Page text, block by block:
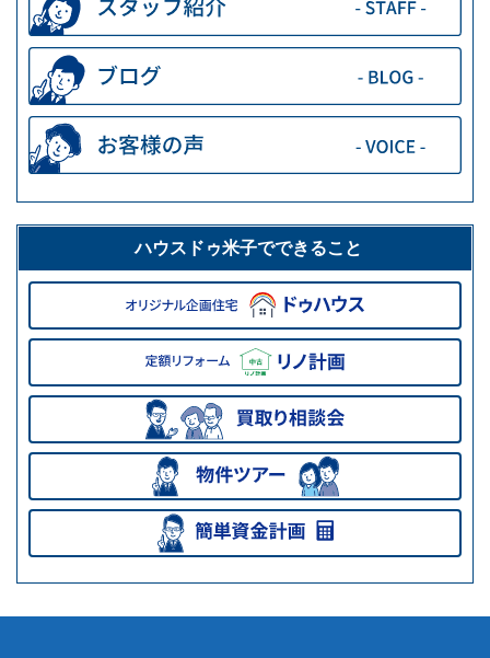
ハウスドゥ米子でできること